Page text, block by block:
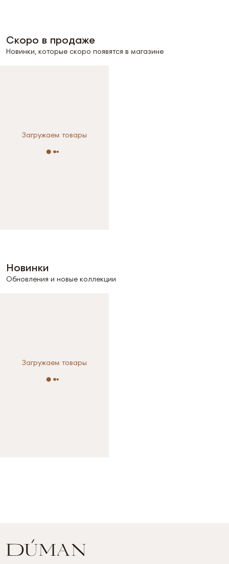
Выберите размер
Скоро в продаже
Новинки, которые скоро появятся в магазине
Загружаем товары
Новинки
Обновления и новые коллекции
Загружаем товары